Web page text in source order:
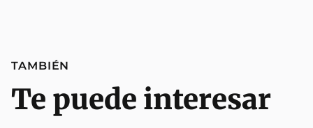
TAMBIÉN
Te puede interesar